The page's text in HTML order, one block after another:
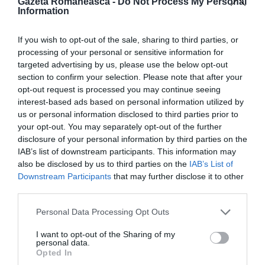
Information
If you wish to opt-out of the sale, sharing to third parties, or
processing of your personal or sensitive information for
targeted advertising by us, please use the below opt-out
section to confirm your selection. Please note that after your
opt-out request is processed you may continue seeing
interest-based ads based on personal information utilized by
us or personal information disclosed to third parties prior to
your opt-out. You may separately opt-out of the further
disclosure of your personal information by third parties on the
IAB’s list of downstream participants. This information may
also be disclosed by us to third parties on the IAB’s List of
Downstream Participants that may further disclose it to other
Personal Data Processing Opt Outs
I want to opt-out of the Sharing of my
personal data.
Opted In
România se propune un vot desfășurat pe parcursul
s-ar fura urna cu totul și ar înlocui-o!”
O altă româncă, Claudia I. , a fost nevoită să se ducă
la Biroul Electoral Central pentru a ridica buletinul de
vot. „Am mai votat la Roma, pentru alegerile
europene. Darbuletinul de vot nu era valabil și
pentru alegerile locale. Neprimindu-l acasă, m-am
dus să-l ridic personal. Am votat pentru Alemanno și
pentru unul din consilierii PDL italieni, pe care l-am
întâlnit la evenimentele organizate de comunitate în
anii trecuți.”
”Știam că există și români pe liste. Am primit două
scrisori electorale acasă, de la Silviu Ciubotaru și de